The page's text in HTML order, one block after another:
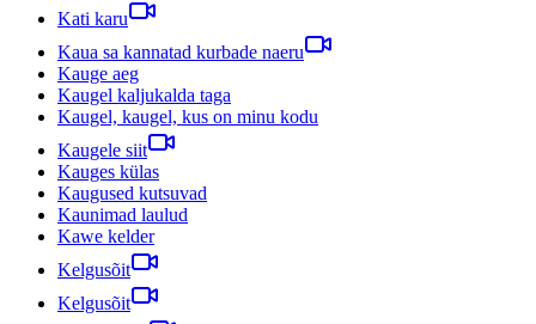
Kati karu
Kaua sa kannatad kurbade naeru
Kauge aeg
Kaugel kaljukalda taga
Kaugel, kaugel, kus on minu kodu
Kaugele siit
Kauges külas
Kaugused kutsuvad
Kaunimad laulud
Kawe kelder
Kelgusõit
Kelgusõit